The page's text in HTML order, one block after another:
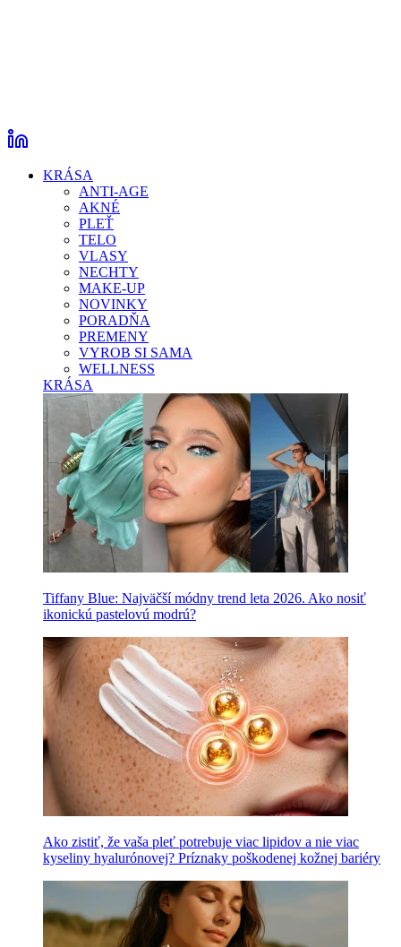
KRÁSA
ANTI-AGE
AKNÉ
PLEŤ
TELO
VLASY
NECHTY
MAKE-UP
NOVINKY
PORADŇA
PREMENY
VYROB SI SAMA
WELLNESS
KRÁSA
Tiffany Blue: Najväčší módny trend leta 2026. Ako nosiť
ikonickú pastelovú modrú?
Ako zistiť, že vaša pleť potrebuje viac lipidov a nie viac
kyseliny hyalurónovej? Príznaky poškodenej kožnej bariéry